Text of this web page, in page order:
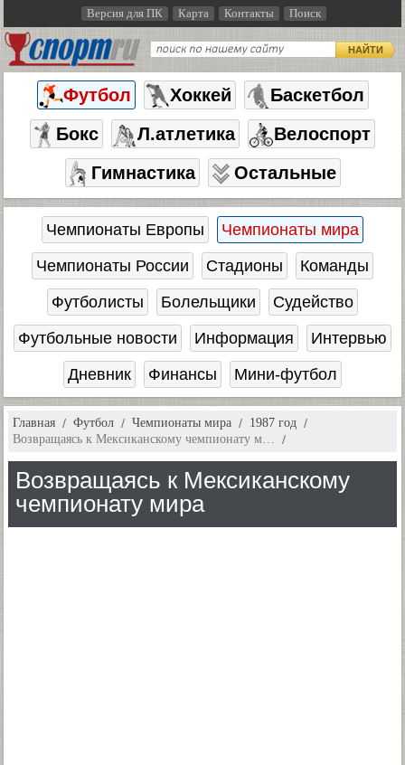
Версия для ПК Карта Контакты Поиск
НАЙТИ
Футбол Хоккей
Баскетбол
Бокс
Л.атлетика
Велоспорт
Гимнастика
Остальные
Чемпионаты Европы
Чемпионаты мира
Чемпионаты России
Стадионы
Команды
Футболисты
Болельщики
Судейство
Футбольные новости
Информация
Интервью
Дневник
Финансы Мини-футбол
Главная Футбол Чемпионаты мира
1987 год
Возвращаясь к Мексиканскому чемпионату м…
Возвращаясь к Мексиканскому
чемпионату мира